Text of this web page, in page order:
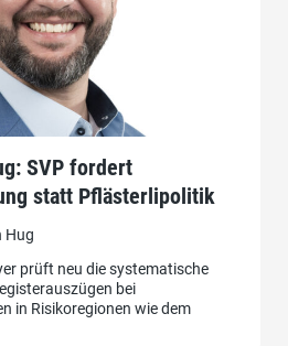
SVP fordert
statt Pflästerlipolitik
Hug
prüft neu die systematische
bei
in Risikoregionen wie dem